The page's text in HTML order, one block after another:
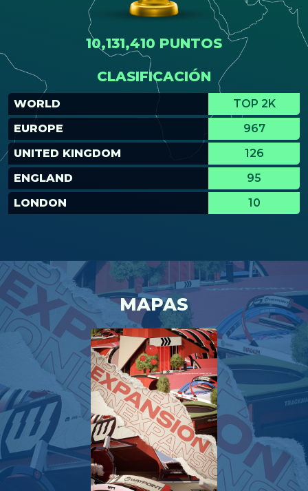
10,131,410 PUNTOS
CLASIFICACIÓN
WORLD
TOP 2K
EUROPE
967
UNITED KINGDOM
126
ENGLAND
95
LONDON
10
MAPAS